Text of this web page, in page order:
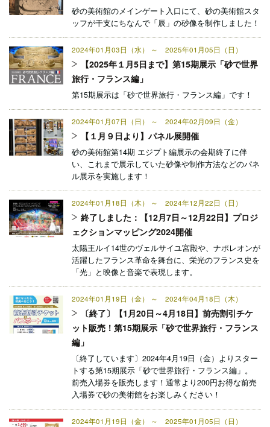
砂の美術館のメインゲート入口にて、砂の美術館スタ
ッフが干支にちなんで「辰」の砂像を制作しました！
2024年01月03日（水） ～ 2025年01月05日（日）
【2025年１月5日まで】第15期展示「砂で世界
旅行・フランス編」
第15期展示は「砂で世界旅行・フランス編」です！
2024年01月07日（日） ～ 2024年02月09日（金）
【１月９日より】パネル展開催
砂の美術館第14期 エジプト編展示の会期終了に伴
い、これまで展示していた砂像や制作方法などのパネ
ル展示を実施します！
2024年01月18日（木） ～ 2024年12月22日（日）
終了しました：【12月7日～12月22日】プロジ
ェクションマッピング2024開催
太陽王ルイ14世のヴェルサイユ宮殿や、ナポレオンが
活躍したフランス革命を舞台に、栄光のフランス史を
「光」と映像と音楽で表現します。
2024年01月19日（金） ～ 2024年04月18日（木）
〔終了〕【1月20日～4月18日】前売割引チケ
ット販売！第15期展示「砂で世界旅行・フランス
編」
〔終了しています〕2024年4月19日（金）よりスター
トする第15期展示「砂で世界旅行・フランス編」。
前売入場券を販売します！通常より200円お得な前売
入場券で砂の美術館をお楽しみください！
2024年01月19日（金） ～ 2025年01月05日（日）